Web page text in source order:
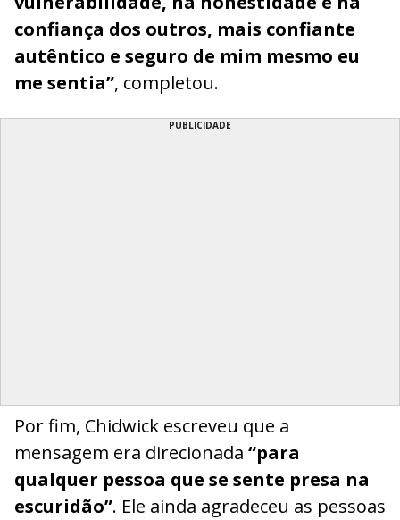
confiança dos outros, mais confiante
autêntico e seguro de mim mesmo eu
me sentia”, completou.
PUBLICIDADE
Por fim, Chidwick escreveu que a
mensagem era direcionada “para
qualquer pessoa que se sente presa na
escuridão”. Ele ainda agradeceu as pessoas